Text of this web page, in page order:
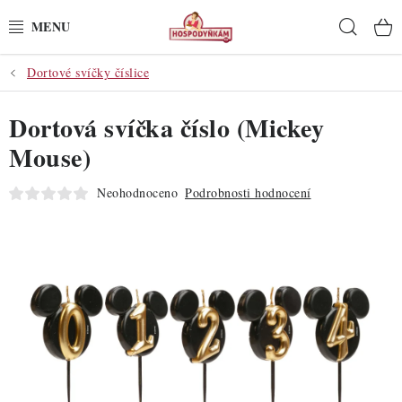
na
POTŘEBY
POMŮCKY
SUROVINY
DO KUCHYNĚ
POCHUTINY
Dortové svíčky číslice
Dortová svíčka číslo (Mickey
Mouse)
Neohodnoceno Podrobnosti hodnocení